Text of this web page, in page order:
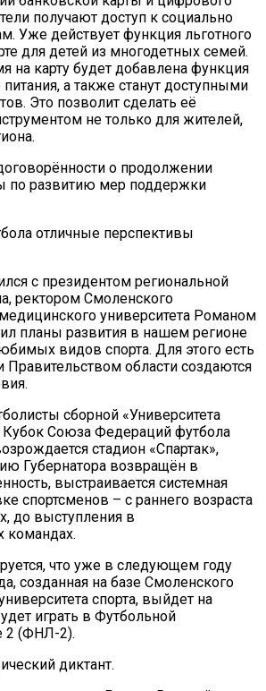
получают доступ к социально
Уже действует функция льготного
для детей из многодетных семей.
на карту будет добавлена функция
а также станут доступными
Это позволит сделать её
не только для жителей,
о продолжении
по развитию мер поддержки
отличные перспективы
с президентом региональной
ректором Смоленского
университета Романом
планы развития в нашем регионе
видов спорта. Для этого есть
области создаются
сборной «Университета
Кубок Союза Федераций футбола
стадион «Спартак»,
Губернатора возвращён в
выстраивается системная
спортсменов – с раннего возраста
до выступления в
командах.
что уже в следующем году
созданная на базе Смоленского
спорта, выйдет на
играть в Футбольной
2 (ФНЛ-2).
диктант.